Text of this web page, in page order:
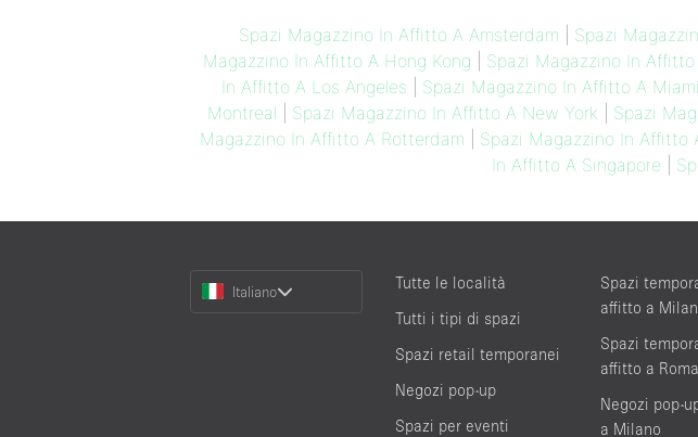
Spazi Magazzino In Affitto A Amsterdam Spazi
Magazzino In Affitto A Hong Kong
Spazi Magazzino In
In Affitto A Los Angeles
Spazi Magazzino In Affitto A Miami
Montreal
Spazi Magazzino In Affitto A New York Spazi
Magazzino In Affitto A Rotterdam
Spazi Magazzino In Affitto
In Affitto A Singapore
Choose
Italiano
Tutte le località
Tutti i tipi di spazi
Spazi retail temporanei
Negozi pop-up
Spazi per eventi
Spazi
affitto a
Spazi
affitto a Roma
Negozi pop-
a Milano